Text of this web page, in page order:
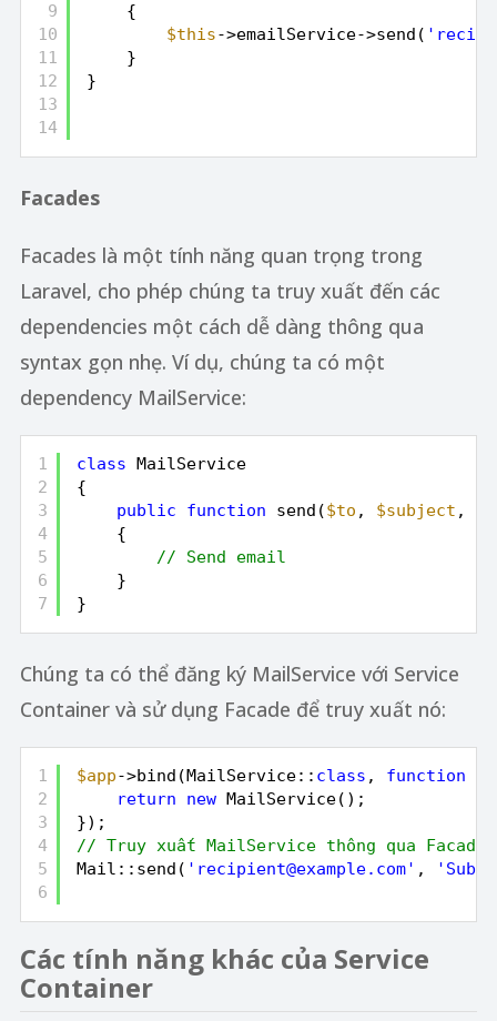
9
10
11
12
13
14
{
$this->emailService->send(
}
}
Facades
Facades là một tính năng quan trọng trong
Laravel, cho phép chúng ta truy xuất đến các
dependencies một cách dễ dàng thông qua
syntax gọn nhẹ. Ví dụ, chúng ta có một
dependency MailService:
1
2
3
4
5
6
7
class
MailService
{
public
function send($to , $subject ,
{
// Send email
}
}
Chúng ta có thể đăng ký MailService với Service
Container và sử dụng Facade để truy xuất nó:
1
2
3
4
5
6
$app->bind(MailService:: class , function
return
new
MailService();
});
// Truy xuất MailService thông qua Facade
Mail::send( 'recipient@example.com' ,
Các tính năng khác của Service
Container